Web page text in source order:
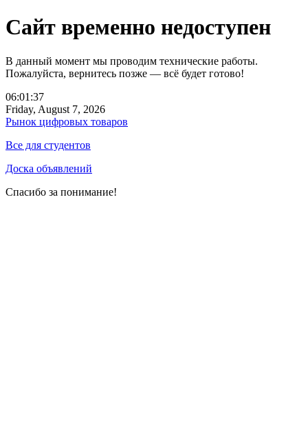
Сайт временно недоступен
В данный момент мы проводим технические работы.
Пожалуйста, вернитесь позже — всё будет готово!
06:01:37
Friday, August 7, 2026
Рынок цифровых товаров
Все для студентов
Доска объявлений
Спасибо за понимание!